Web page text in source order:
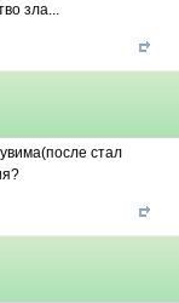
зла...
стал